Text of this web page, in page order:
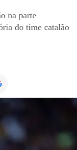
na parte
do time catalão